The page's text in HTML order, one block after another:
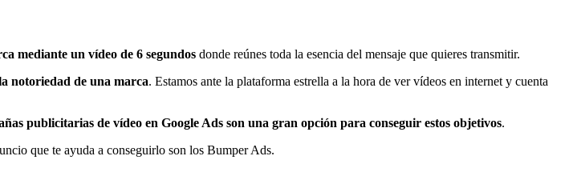
mediante un vídeo de 6 segundos donde reúnes toda la esencia del mensaje que quieres transmitir.
notoriedad de una marca. Estamos ante la plataforma estrella a la hora de ver vídeos en internet y cuenta
publicitarias de vídeo en Google Ads son una gran opción para conseguir estos objetivos.
que te ayuda a conseguirlo son los Bumper Ads.